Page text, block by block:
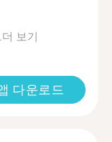
더 보기
다운로드